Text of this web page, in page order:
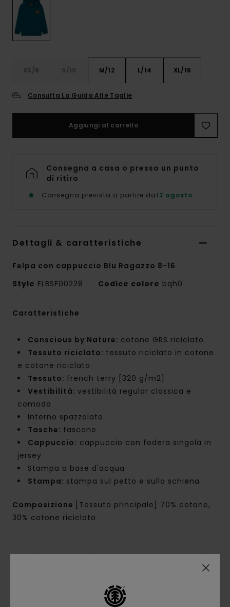
XS/8 S/10 M/12 L/14 XL/16
Consulta La Guida Alle Taglie
Aggiungi al carrello
Consegna a casa o presso un punto
di ritiro
Consegna prevista a partire da12 agosto
Dettagli & caratteristiche
Felpa con cappuccio Blu Ragazzo 8-16
Style ELBSF00228 Codice colore bqh0
Caratteristiche
Conscious by Nature: cotone GRS riciclato
Tessuto riciclato: tessuto riciclato in cotone
e cotone riciclato
Tessuto: french terry [320 g/m2]
Vestibilità: vestibilità regular classica e
comoda
Interno spazzolato
Tasche: tascone
Cappuccio: cappuccio con fodera singola in
jersey
Stampa a base d'acqua
Stampa: stampa sul petto e sulla schiena
Composizione
[Tessuto principale] 70% cotone,
30% cotone riciclato
Spedizioni e Resi
Recensioni dei clienti